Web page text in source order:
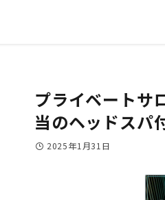
プライベートサ
当のヘッドスパ
2025年1月31日